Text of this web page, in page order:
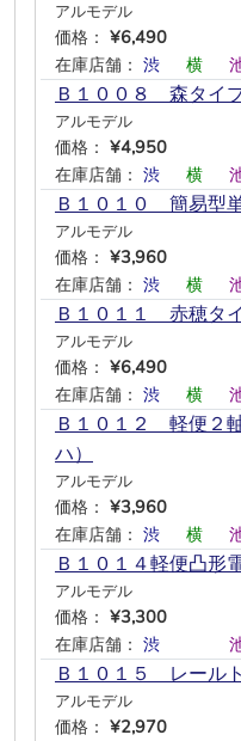
アルモデル
価格： ¥6,490
在庫店舗： 渋 横
Ｂ１００８ 森タイ
アルモデル
価格： ¥4,950
在庫店舗： 渋 横
Ｂ１０１０ 簡易型
アルモデル
価格： ¥3,960
在庫店舗： 渋 横
Ｂ１０１１ 赤穂タ
アルモデル
価格： ¥6,490
在庫店舗： 渋 横
Ｂ１０１２ 軽便２
ハ）
アルモデル
価格： ¥3,960
在庫店舗： 渋 横
Ｂ１０１４軽便凸形
アルモデル
価格： ¥3,300
在庫店舗： 渋
Ｂ１０１５ レール
アルモデル
価格： ¥2,970